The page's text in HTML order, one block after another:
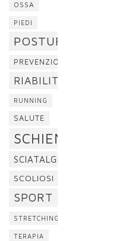
OSSA
PIEDI
POSTURA
PREVENZIONE
RIABILITAZIONE
RUNNING
SALUTE
SCHIENA
SCIATALGIA
SCOLIOSI
SPORT
STRETCHING
TERAPIA